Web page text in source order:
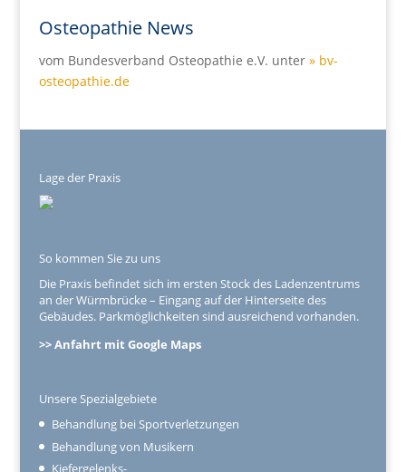
Osteopathie News
vom Bundesverband Osteopathie e.V. unter » bv-
osteopathie.de
Lage der Praxis
So kommen Sie zu uns
Die Praxis befindet sich im ersten Stock des Ladenzentrums
an der Würmbrücke – Eingang auf der Hinterseite des
Gebäudes. Parkmöglichkeiten sind ausreichend vorhanden.
>> Anfahrt mit Google Maps
Unsere Spezialgebiete
Behandlung bei Sportverletzungen
Behandlung von Musikern
Kiefergelenks-